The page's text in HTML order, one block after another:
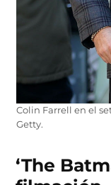
Colin Farrell en el
Getty.
‘The